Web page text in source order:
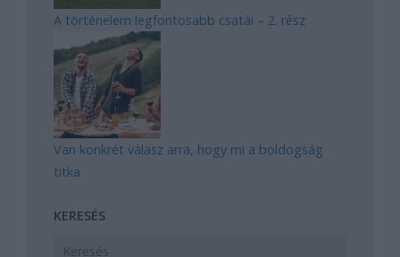
A történelem legfontosabb csatái – 2. rész
Van konkrét válasz arra, hogy mi a boldogság
titka
KERESÉS